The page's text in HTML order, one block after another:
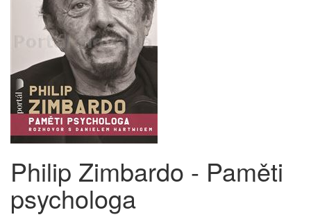
Philip Zimbardo - Paměti
psychologa